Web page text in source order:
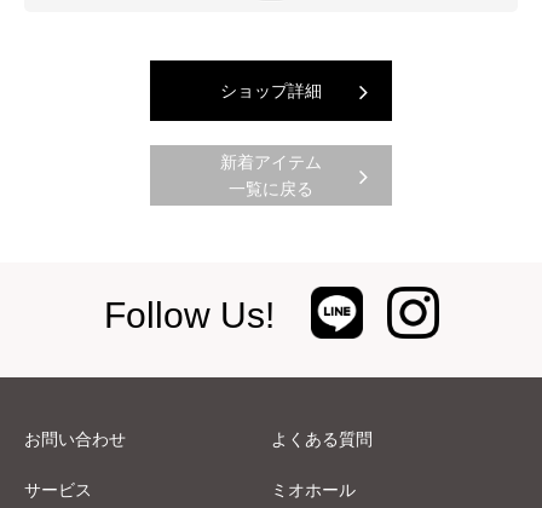
ショップ詳細
新着アイテム
一覧に戻る
Follow Us!
お問い合わせ よくある質問
サービス ミオホール